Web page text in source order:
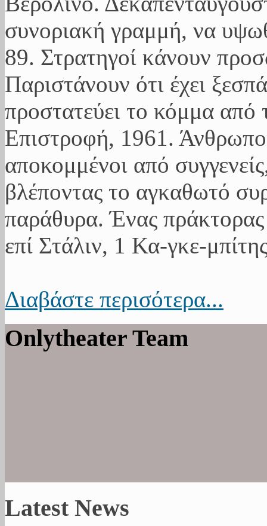
συνοριακή γραμμή, να
89. Στρατηγοί κάνουν
Παριστάνουν ότι έχει
προστατεύει το κόμμα από
Επιστροφή, 1961.
αποκομμένοι από
βλέποντας το αγκαθωτό
παράθυρα. Ένας
επί Στάλιν, 1 Κα-γκε-
Διαβάστε περισότερα...
Onlytheater Team
Latest News